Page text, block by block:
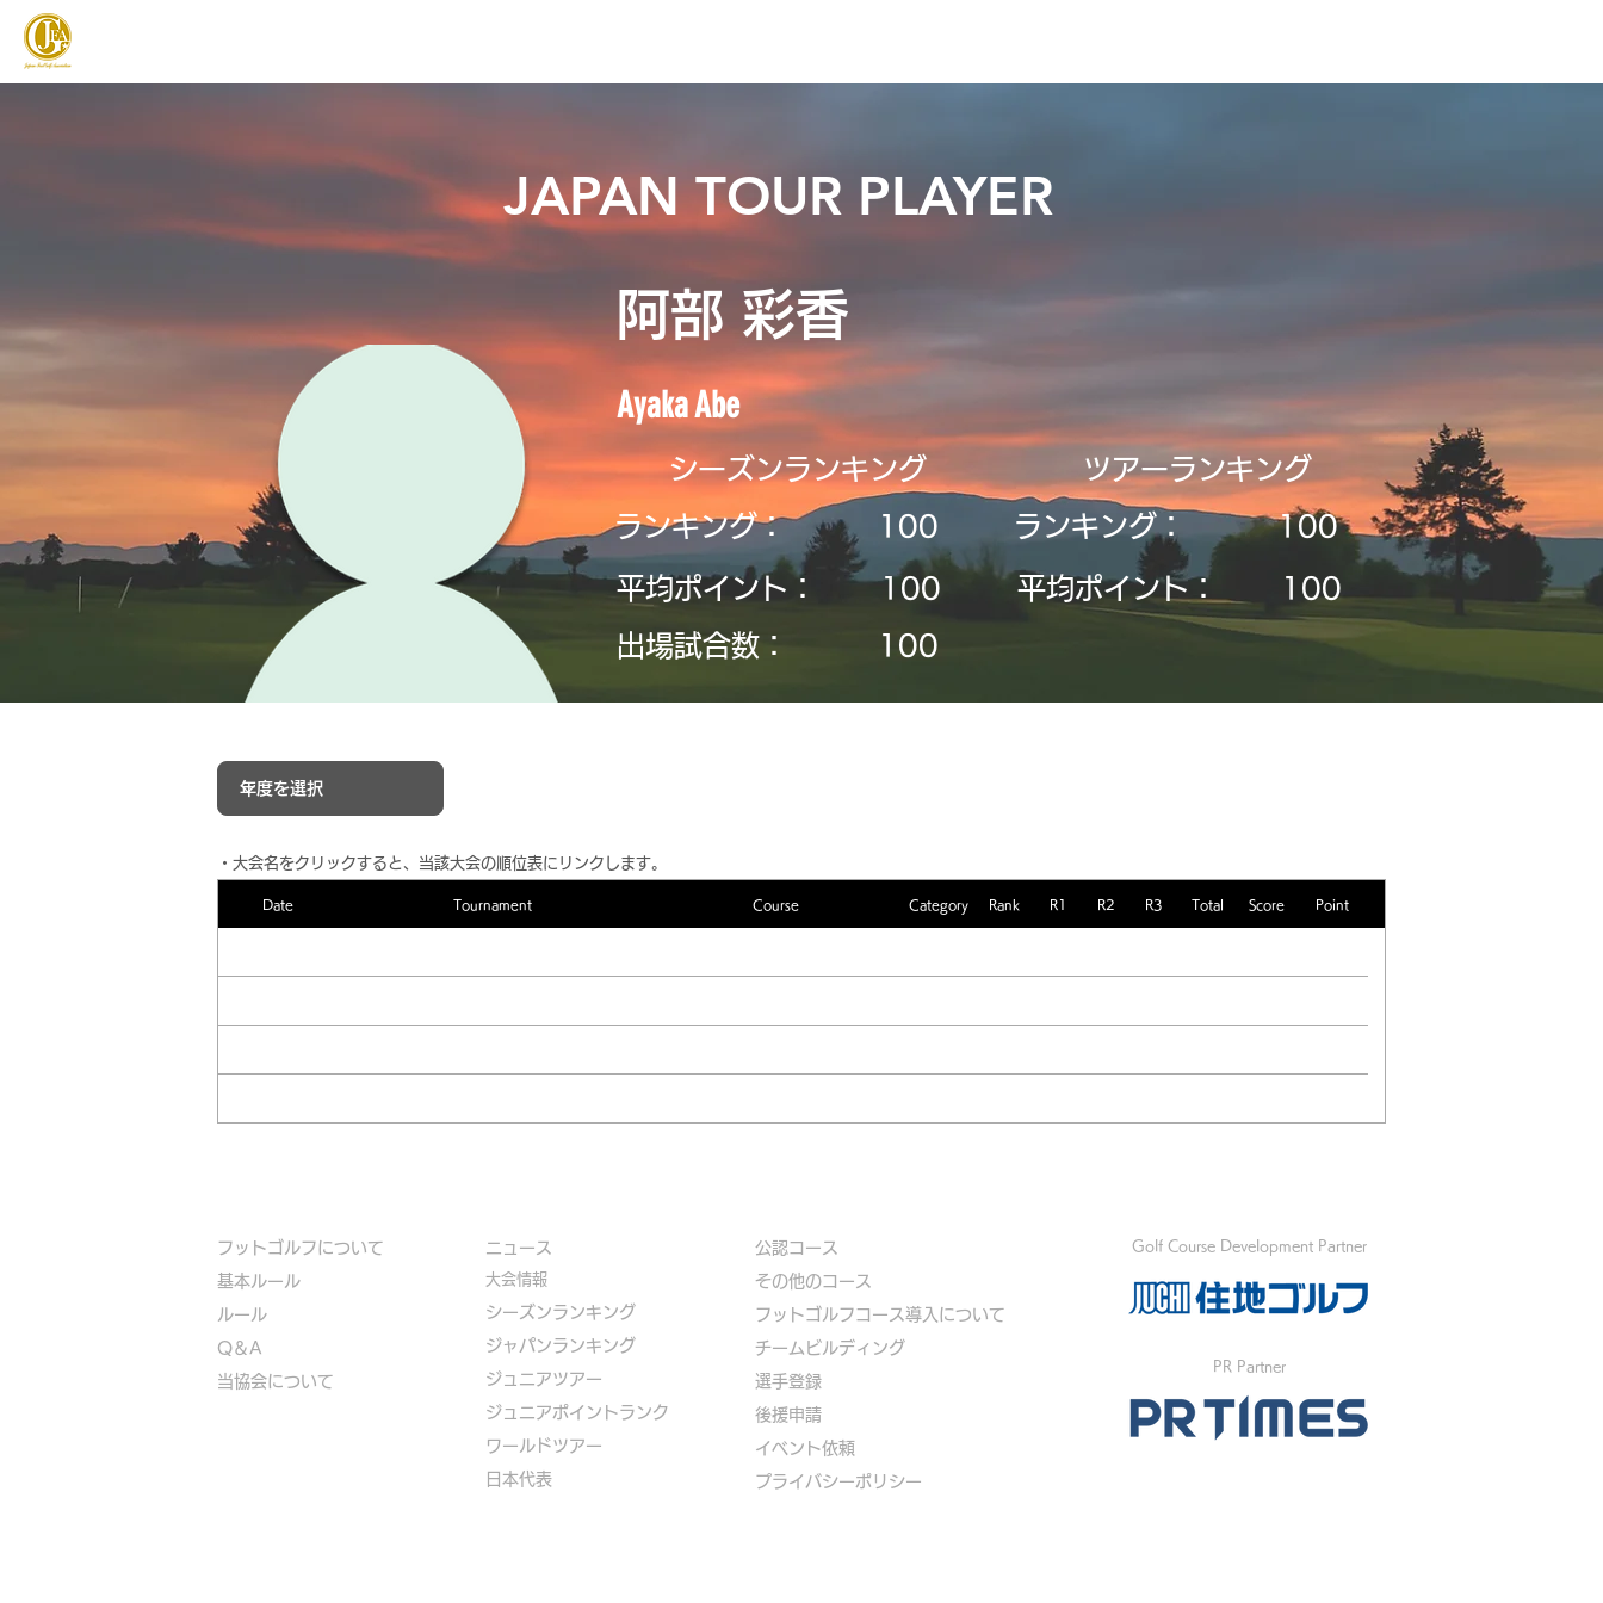
JAPAN TOUR PLAYER
阿部 彩香
Ayaka Abe
シーズンランキング
ランキング：
​100
平均ポイント：
​出場試合数：
​100
​100
​ツアーランキング
ランキング：
​100
平均ポイント： ​100
​・大会名をクリックすると、当該大会の順位表にリンクします。
Date Tournament Course Category Rank R1 R2 R3 Total Score Point
フットゴルフについて
基本ルール
ルール
Q＆A
​当協会について
​ニュース
大会情報
シーズンランキング
ジャパンランキング
ジュニアツアー
ジュニアポイントランク
​ワールドツアー
​​日本代表
公認コース
​その他のコース
​ フットゴルフコース導入について
​チームビルディング
選手登録​
​後援申請
​イベント依頼
プライバシーポリシー
Golf Course Development Partner
PR Partner